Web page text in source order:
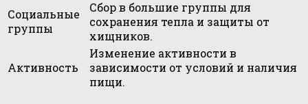
Социальные
группы
Сбор в большие группы для
сохранения тепла и защиты от
хищников.
Активность
Изменение активности в
зависимости от условий и наличия
пищи.